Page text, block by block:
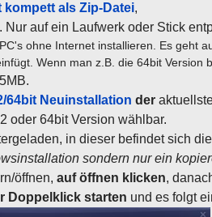
kompett als Zip-Datei,
Nur auf ein Laufwerk oder Stick
ohne Internet installieren. Es geht
Wenn man z.B. die 64bit Version
64bit Neuinstallation der
oder 64bit Version wählbar.
in dieser befindet sich
sondern nur ein
öffnen, auf öffnen klicken,
Doppelklick starten und es folgt